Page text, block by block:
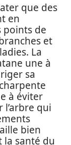
que des
en
points de
et
La
une à
sa
à éviter
qui
bien
la santé du